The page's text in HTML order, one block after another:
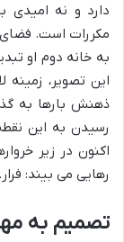
دارد و نه امیدی
مکررات است. فضای
به خانه دوم او
این تصویر، زمینه
ذهنش بارها به
رسیدن به این
اکنون در زیر
رهایی می بیند: فرار.
تصمیم به